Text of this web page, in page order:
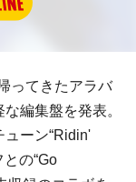
ってきたアラバ
編集盤を発表。
ューン“Ridin'
との“Go